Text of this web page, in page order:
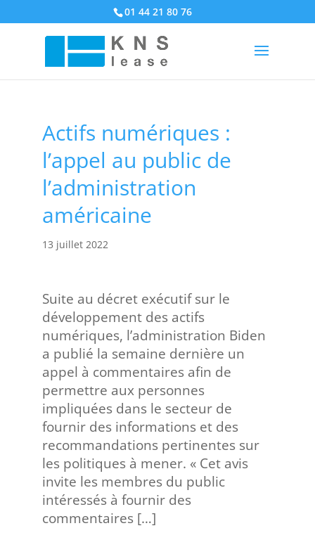
01 44 21 80 76
Actifs numériques :
l’appel au public de
l’administration
américaine
13 juillet 2022
Suite au décret exécutif sur le
développement des actifs
numériques, l’administration Biden
a publié la semaine dernière un
appel à commentaires afin de
permettre aux personnes
impliquées dans le secteur de
fournir des informations et des
recommandations pertinentes sur
les politiques à mener. « Cet avis
invite les membres du public
intéressés à fournir des
commentaires […]